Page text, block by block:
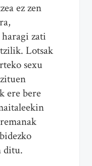
ez zen
zati
Lotsak
sexu
ere bere
ditu.